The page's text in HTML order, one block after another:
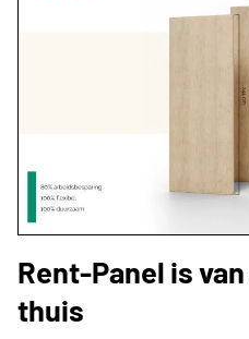
Rent-Panel is
thuis